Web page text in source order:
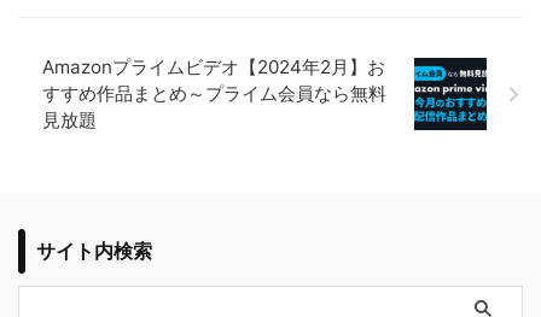
Amazonプライムビデオ【2024年2月】お
すすめ作品まとめ～プライム会員なら無料
見放題
サイト内検索